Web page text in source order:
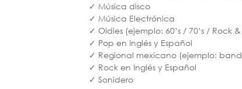
Música disco
Música Electrónica
Oldies (ejemplo: 60’s / 70’s / Rock &
Pop en Inglés y Español
Regional mexicano (ejemplo:
Rock en Inglés y Español
Sonidero